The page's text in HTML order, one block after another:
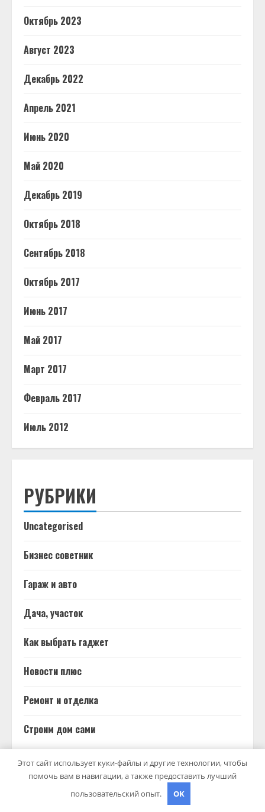
Октябрь 2023
Август 2023
Декабрь 2022
Апрель 2021
Июнь 2020
Май 2020
Декабрь 2019
Октябрь 2018
Сентябрь 2018
Октябрь 2017
Июнь 2017
Май 2017
Март 2017
Февраль 2017
Июль 2012
РУБРИКИ
Uncategorised
Бизнес советник
Гараж и авто
Дача, участок
Как выбрать гаджет
Новости плюс
Ремонт и отделка
Строим дом сами
ВОЗМОЖНО, ВЫ ПРОПУСТИЛИ
Этот сайт использует куки-файлы и другие технологии, чтобы
помочь вам в навигации, а также предоставить лучший
пользовательский опыт.
OK